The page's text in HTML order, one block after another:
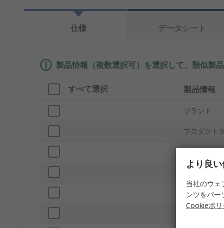
仕様 データシート
製品情報（複数選択可）を選択して、類似製
すべて選択 製品情報
ブランド
プロダクト
内部幅
より良
当社のウェ
ンツをパ
Cookieポリ